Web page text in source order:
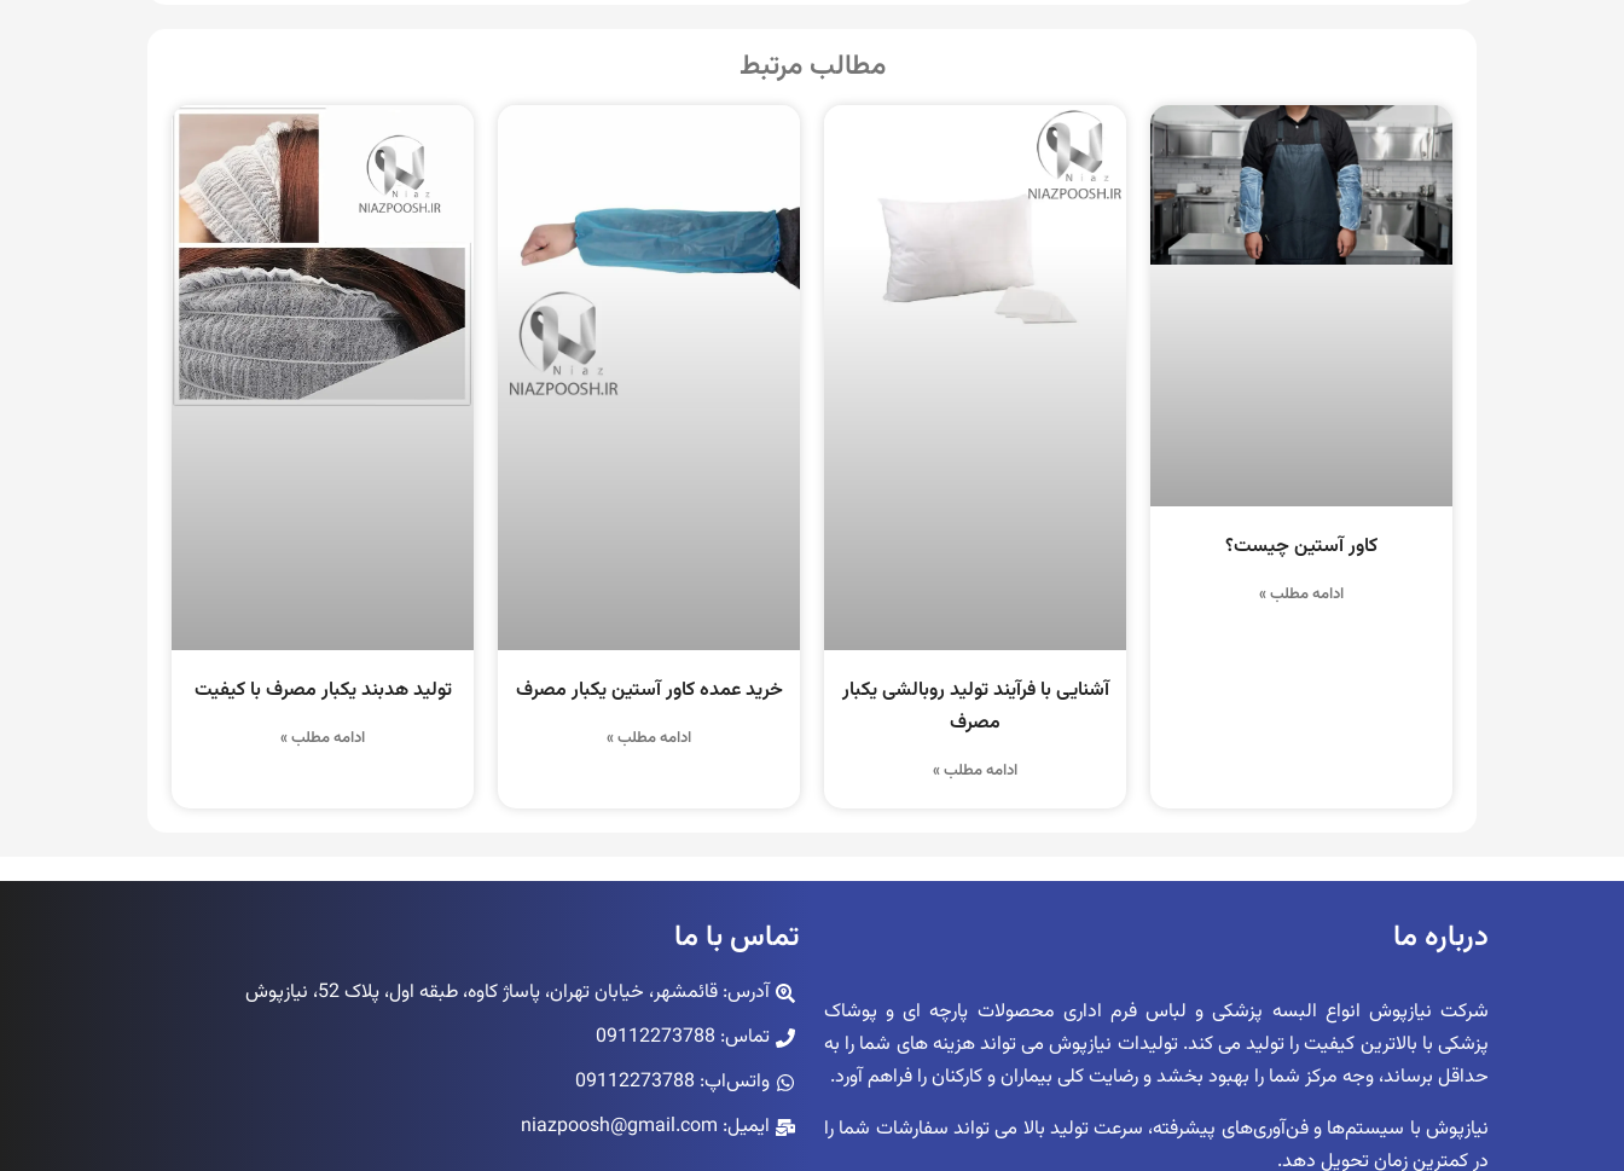
مطالب مرتبط
کاور آستین چیست؟
ادامه مطلب »
آشنایی با فرآیند تولید روبالشی یکبار
مصرف
ادامه مطلب »
خرید عمده کاور آستین یکبار مصرف
ادامه مطلب »
تولید هدبند یکبار مصرف با کیفیت
ادامه مطلب »
درباره ما
شرکت نیازپوش انواع البسه پزشکی و لباس فرم اداری محصولات پارچه ای و پوشاک
پزشکی با بالاترین کیفیت را تولید می کند. تولیدات نیازپوش می تواند هزینه های شما را به
حداقل برساند، وجه مرکز شما را بهبود بخشد و رضایت کلی بیماران و کارکنان را فراهم آورد.
نیازپوش با سیستم‌ها و فن‌آوری‌های پیشرفته، سرعت تولید بالا می تواند سفارشات شما را
در کمترین زمان تحویل دهد.
تماس با ما
آدرس: قائمشهر، خیابان تهران، پاساژ کاوه، طبقه اول، پلاک 52، نیازپوش
تماس: 09112273788
واتس‌اپ: 09112273788
ایمیل: niazpoosh@gmail.com